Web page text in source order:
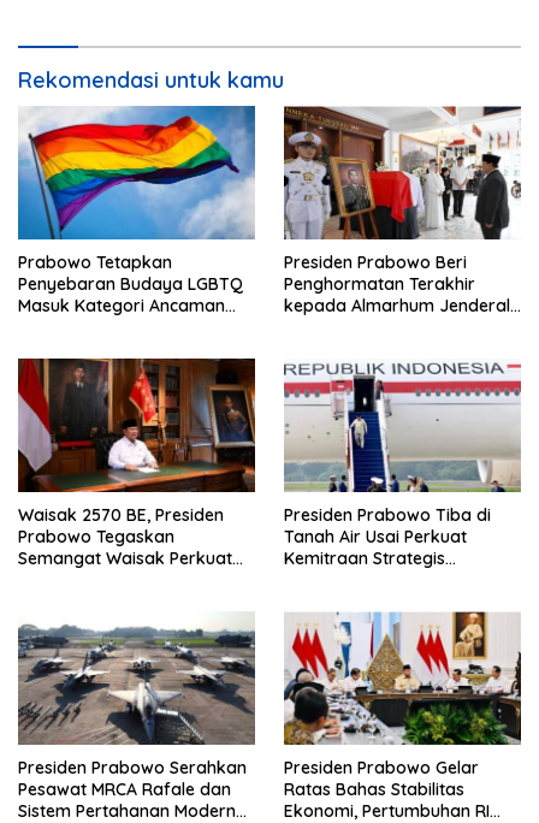
Rekomendasi untuk kamu
Prabowo Tetapkan
Penyebaran Budaya LGBTQ
Masuk Kategori Ancaman
Presiden Prabowo Beri
Penghormatan Terakhir
kepada Almarhum Jenderal
Waisak 2570 BE, Presiden
Prabowo Tegaskan
Semangat Waisak Perkuat
Presiden Prabowo Tiba di
Tanah Air Usai Perkuat
Kemitraan Strategis
Presiden Prabowo Serahkan
Pesawat MRCA Rafale dan
Sistem Pertahanan Modern
Presiden Prabowo Gelar
Ratas Bahas Stabilitas
Ekonomi, Pertumbuhan RI